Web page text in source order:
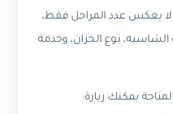
لا يعكس عدد المراحل فقط،
الشاسيه، نوع الخزان، وخدمة
يمكنك زيارة: